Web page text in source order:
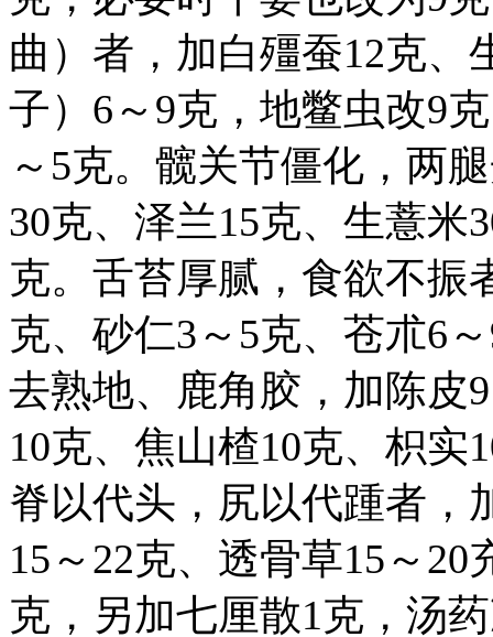
曲）者，加白殭蚕12克、
子）6～9克，地鳖虫改9
～5克。髋关节僵化，两
30克、泽兰15克、生薏米
克。舌苔厚腻，食欲不振
克、砂仁3～5克、苍朮6
去熟地、鹿角胶，加陈皮
10克、焦山楂10克、枳
脊以代头，尻以代踵者，
15～22克、透骨草15～
克，另加七厘散1克，汤